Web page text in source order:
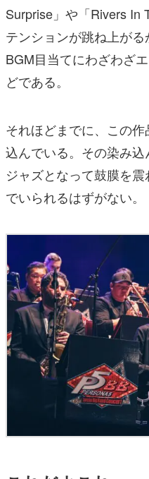
Surprise」や「Rivers In
テンションが跳ね上がる
BGM目当てにわざわざ
どである。
それほどまでに、この
込んでいる。その染み
ジャズとなって鼓膜を
でいられるはずがない。